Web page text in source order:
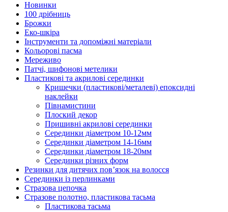
Новинки
100 дрібниць
Брожки
Еко-шкіра
Інструменти та допоміжні матеріали
Кольорові пасма
Мереживо
Патчі, шифонові метелики
Пластикові та акрилові серединки
Кришечки (пластикові/металеві) епоксидні
наклейки
Півнамистини
Плоский декор
Пришивні акрилові серединки
Серединки діаметром 10-12мм
Серединки діаметром 14-16мм
Серединки діаметром 18-20мм
Серединки різних форм
Резинки для дитячих пов’язок на волосся
Серединки із перлинками
Стразова цепочка
Стразове полотно, пластикова тасьма
Пластикова тасьма